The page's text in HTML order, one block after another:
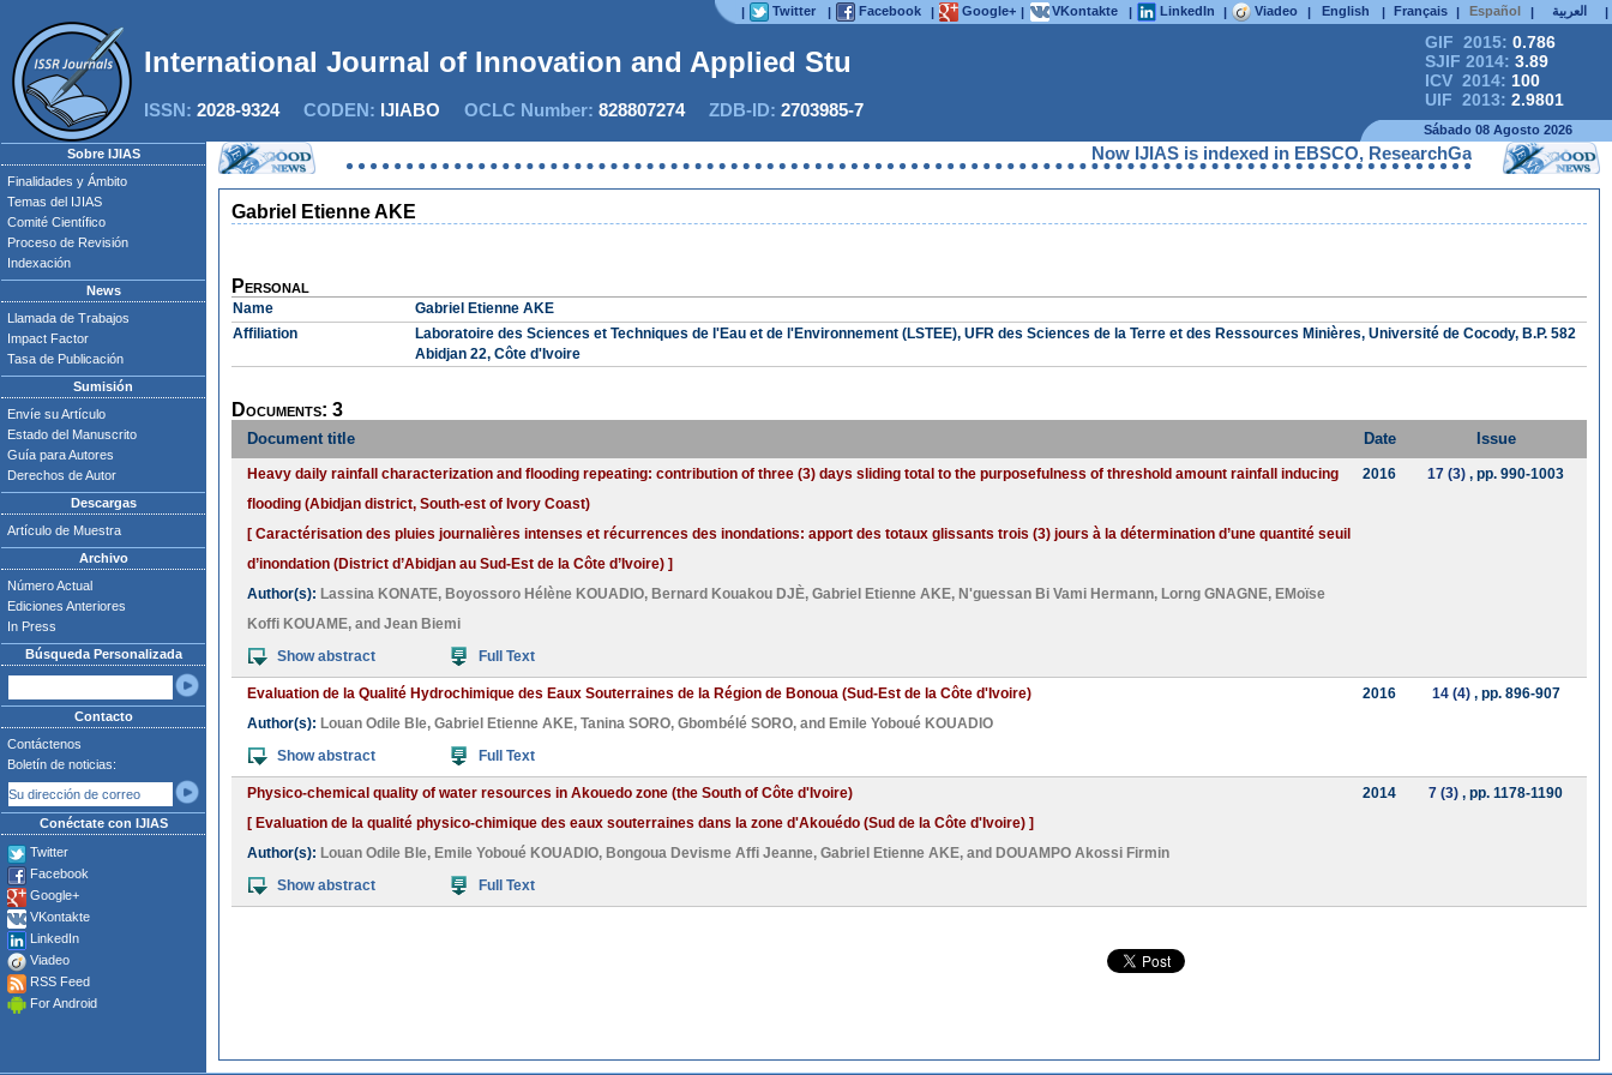
| Twitter | Facebook | Google+ | VKontakte | LinkedIn | Viadeo | English | Français | Español | العربية |
GIF 2015: 0.786
SJIF 2014: 3.89
ICV 2014: 100
UIF 2013: 2.9801
International Journal of Innovation and Applied Studie
ISSN: 2028-9324CODEN: IJIABO OCLC Number: 828807274ZDB-ID: 2703985-7
Sábado 08 Agosto 2026
Sobre IJIAS
Finalidades y Ámbito
Temas del IJIAS
Comité Científico
Proceso de Revisión
Indexación
News
Llamada de Trabajos
Impact Factor
Tasa de Publicación
Sumisión
Envíe su Artículo
Estado del Manuscrito
Guía para Autores
Derechos de Autor
Descargas
Artículo de Muestra
Archivo
Número Actual
Ediciones Anteriores
In Press
Búsqueda Personalizada
Contacto
Contáctenos
Boletín de noticias:
Conéctate con IJIAS
Twitter
Facebook
Google+
VKontakte
LinkedIn
Viadeo
RSS Feed
For Android
Now IJIAS is indexed in EBSCO, ResearchGate, ProQuest,
Gabriel Etienne AKE
Personal
Name
Gabriel Etienne AKE
Affiliation
Laboratoire des Sciences et Techniques de l'Eau et de l'Environnement (LSTEE), UFR des Sciences de la Terre et des Ressources Minières, Université de Cocody, B.P. 582
Abidjan 22, Côte d'Ivoire
Documents: 3
Document title Date Issue
Heavy daily rainfall characterization and flooding repeating: contribution of three (3) days sliding total to the purposefulness of threshold amount rainfall inducing
flooding (Abidjan district, South-est of Ivory Coast)
[ Caractérisation des pluies journalières intenses et récurrences des inondations: apport des totaux glissants trois (3) jours à la détermination d’une quantité seuil
d’inondation (District d’Abidjan au Sud-Est de la Côte d’Ivoire) ]
Author(s): Lassina KONATE, Boyossoro Hélène KOUADIO, Bernard Kouakou DJÈ, Gabriel Etienne AKE, N'guessan Bi Vami Hermann, Lorng GNAGNE, EMoïse
Koffi KOUAME, and Jean Biemi
Show abstract
Full Text
2016 17 (3) , pp. 990-1003
Evaluation de la Qualité Hydrochimique des Eaux Souterraines de la Région de Bonoua (Sud-Est de la Côte d'Ivoire)
Author(s): Louan Odile Ble, Gabriel Etienne AKE, Tanina SORO, Gbombélé SORO, and Emile Yoboué KOUADIO
Show abstract
Full Text
2016 14 (4), pp. 896-907
Physico-chemical quality of water resources in Akouedo zone (the South of Côte d'Ivoire)
[ Evaluation de la qualité physico-chimique des eaux souterraines dans la zone d'Akouédo (Sud de la Côte d'Ivoire) ]
Author(s): Louan Odile Ble, Emile Yoboué KOUADIO, Bongoua Devisme Affi Jeanne, Gabriel Etienne AKE, and DOUAMPO Akossi Firmin
Show abstract
Full Text
2014 7 (3) , pp. 1178-1190